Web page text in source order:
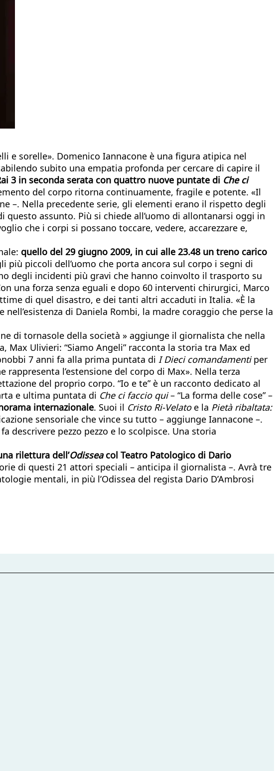
sorelle». Domenico Iannacone è una figura atipica nel
subito una empatia profonda per cercare di capire il
3 in seconda serata con quattro nuove puntate di Che ci
del corpo ritorna continuamente, fragile e potente. «Il
–. Nella precedente serie, gli elementi erano il rispetto degli
assunto. Più si chiede all’uomo di allontanarsi oggi in
che i corpi si possano toccare, vedere, accarezzare e,
quello del 29 giugno 2009, in cui alle 23.48 un treno carico
piccoli dell’uomo che porta ancora sul corpo i segni di
degli incidenti più gravi che hanno coinvolto il trasporto su
una forza senza eguali e dopo 60 interventi chirurgici, Marco
di quel disastro, e dei tanti altri accaduti in Italia. «È la
di Daniela Rombi, la madre coraggio che perse la
di tornasole della società » aggiunge il giornalista che nella
Ulivieri: “Siamo Angeli” racconta la storia tra Max ed
7 anni fa alla prima puntata di I Dieci comandamentiper
l’estensione del corpo di Max». Nella terza
del proprio corpo. “Io e te” è un racconto dedicato al
e ultima puntata di Che ci faccio qui– “La forma delle cose” –
internazionale. Suoi il Cristo Ri-Velatoe la Pietà ribaltata:
sensoriale che vince su tutto – aggiunge Iannacone –.
descrivere pezzo pezzo e lo scolpisce. Una storia
rilettura dell’Odisseacol Teatro Patologico di Dario
di questi 21 attori speciali – anticipa il giornalista –. Avrà tre
mentali, in più l’Odissea del regista Dario D’Ambrosi